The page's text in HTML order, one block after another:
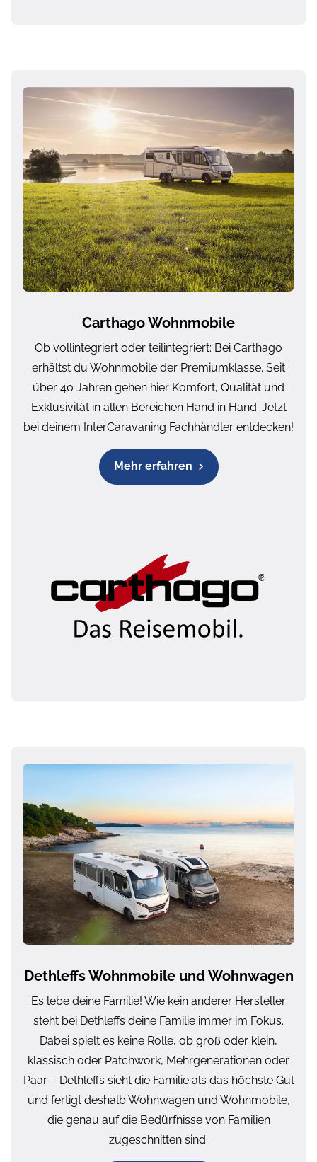
Carthago Wohnmobile
Ob vollintegriert oder teilintegriert: Bei Carthago
erhältst du Wohnmobile der Premiumklasse. Seit
über 40 Jahren gehen hier Komfort, Qualität und
Exklusivität in allen Bereichen Hand in Hand. Jetzt
bei deinem InterCaravaning Fachhändler entdecken!
Mehr erfahren
Dethleffs Wohnmobile und Wohnwagen
Es lebe deine Familie! Wie kein anderer Hersteller
steht bei Dethleffs deine Familie immer im Fokus.
Dabei spielt es keine Rolle, ob groß oder klein,
klassisch oder Patchwork, Mehrgenerationen oder
Paar – Dethleffs sieht die Familie als das höchste Gut
und fertigt deshalb Wohnwagen und Wohnmobile,
die genau auf die Bedürfnisse von Familien
zugeschnitten sind.